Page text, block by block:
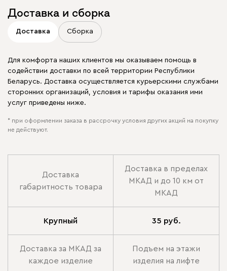
Доставка и сборка
Доставка Сборка
Для комфорта наших клиентов мы оказываем помощь в
содействии доставки по всей территории Республики
Беларусь. Доставка осуществляется курьерскими службами
сторонних организаций, условия и тарифы оказания ими
услуг приведены ниже.
* при оформлении заказа в рассрочку условия других акций на покупку
не действуют.
Доставка
габаритность товара
Доставка в пределах
МКАД и до 10 км от
МКАД
Крупный 35 руб.
Доставка за МКАД за
каждое изделие
Подъем на этажи
изделия на лифте